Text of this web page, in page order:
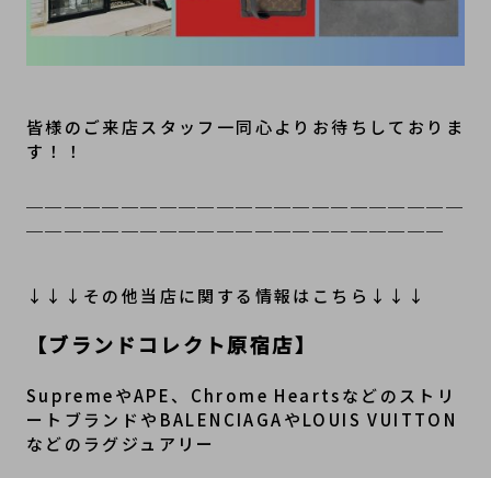
皆様のご来店スタッフ一同心よりお待ちしておりま
す！！
↓↓↓その他当店に関する情報はこちら↓↓↓
【ブランドコレクト原宿店】
SupremeやAPE、Chrome Heartsなどのストリ
ートブランドやBALENCIAGAやLOUIS VUITTON
などのラグジュアリー